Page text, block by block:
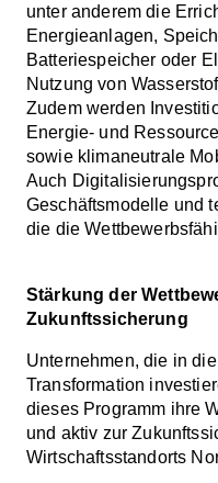
unter anderem die
Energieanlagen,
Batteriespeicher oder
Nutzung von
Zudem werden
Energie- und
sowie klimaneutrale
Auch
Geschäftsmodelle und
die die
Stärkung der
Zukunftssicherung
Unternehmen,die indie
Transformation
dieses Programm ihre
und aktiv zur
Wirtschaftsstandorts